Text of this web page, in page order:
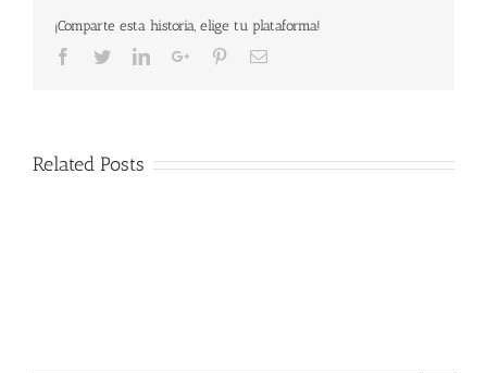
¡Comparte esta historia, elige tu plataforma!
Facebook
TwitterLinkedInGoogle+PinterestEmail
Related Posts